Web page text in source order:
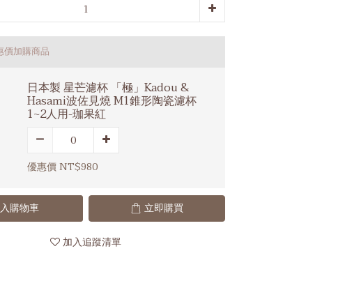
價加購商品
日本製 星芒濾杯 「極」Kadou &
Hasami波佐見燒 M1錐形陶瓷濾杯
1~2人用-珈果紅
優惠價 NT$980
購物車 立即購買
加入追蹤清單